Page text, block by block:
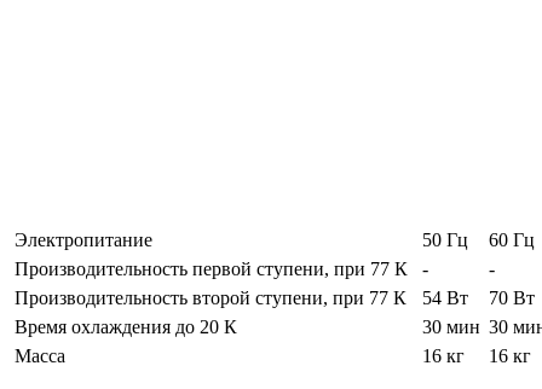
Электропитание 50 Гц
60 Гц
Производительность первой ступени, при 77 К
-
-
Производительность второй ступени, при 77 К
54 Вт
70 Вт
Время охлаждения до 20 К
30 мин 30
Масса
16 кг 16 кг